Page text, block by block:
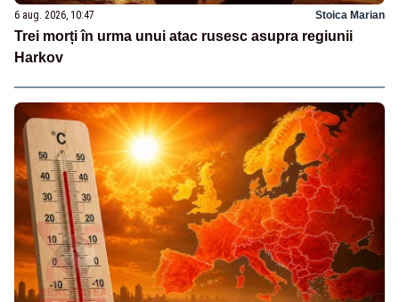
6 aug. 2026, 10:47 Stoica Marian
Trei morți în urma unui atac rusesc asupra regiunii
Harkov